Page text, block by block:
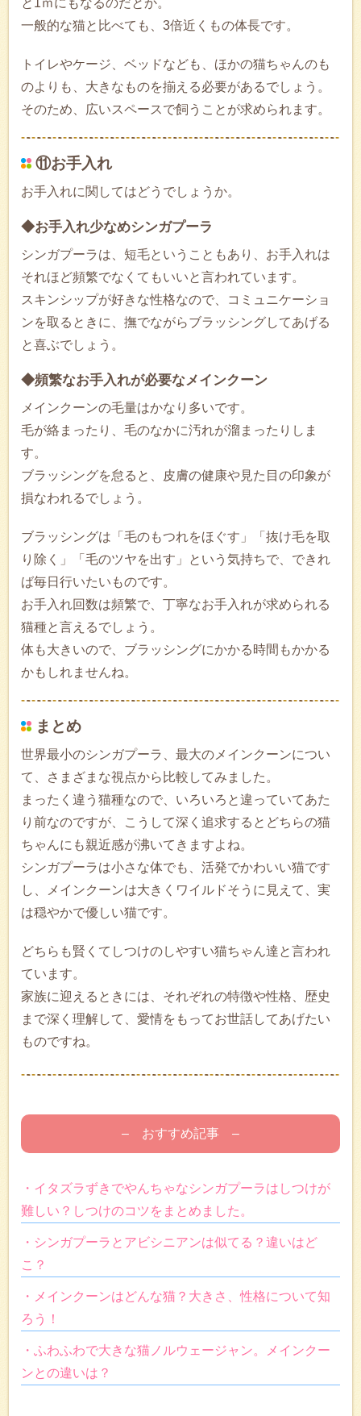
一般的な猫と比べても、3倍近くもの体長です。
トイレやケージ、ベッドなども、ほかの猫ちゃんのも
のよりも、大きなものを揃える必要があるでしょう。
そのため、広いスペースで飼うことが求められます。
⑪お手入れ
お手入れに関してはどうでしょうか。
◆お手入れ少なめシンガプーラ
シンガプーラは、短毛ということもあり、お手入れは
それほど頻繁でなくてもいいと言われています。
スキンシップが好きな性格なので、コミュニケーショ
ンを取るときに、撫でながらブラッシングしてあげる
と喜ぶでしょう。
◆頻繁なお手入れが必要なメインクーン
メインクーンの毛量はかなり多いです。
毛が絡まったり、毛のなかに汚れが溜まったりしま
す。
ブラッシングを怠ると、皮膚の健康や見た目の印象が
損なわれるでしょう。
ブラッシングは「毛のもつれをほぐす」「抜け毛を取
り除く」「毛のツヤを出す」という気持ちで、できれ
ば毎日行いたいものです。
お手入れ回数は頻繁で、丁寧なお手入れが求められる
猫種と言えるでしょう。
体も大きいので、ブラッシングにかかる時間もかかる
かもしれませんね。
まとめ
世界最小のシンガプーラ、最大のメインクーンについ
て、さまざまな視点から比較してみました。
まったく違う猫種なので、いろいろと違っていてあた
り前なのですが、こうして深く追求するとどちらの猫
ちゃんにも親近感が沸いてきますよね。
シンガプーラは小さな体でも、活発でかわいい猫です
し、メインクーンは大きくワイルドそうに見えて、実
は穏やかで優しい猫です。
どちらも賢くてしつけのしやすい猫ちゃん達と言われ
ています。
家族に迎えるときには、それぞれの特徴や性格、歴史
まで深く理解して、愛情をもってお世話してあげたい
ものですね。
– おすすめ記事 –
・イタズラずきでやんちゃなシンガプーラはしつけが
難しい？しつけのコツをまとめました。
・シンガプーラとアビシニアンは似てる？違いはど
こ？
・メインクーンはどんな猫？大きさ、性格について知
ろう！
・ふわふわで大きな猫ノルウェージャン。メインクー
ンとの違いは？